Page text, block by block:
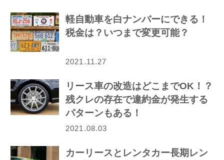
軽自動車を白ナンバーにできる！
税金は？いつまで変更可能？
2021.11.27
リース車の改造はどこまでOK！？
残クレの存在で違約金が発生する
パターンもある！
2021.08.03
カーリースとレンタカー長期レン